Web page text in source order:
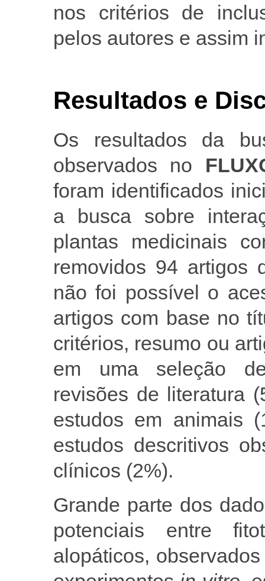
nos critérios de
pelos autores e assim
Resultados e
Os resultados da
observados no
foram identificados
a busca sobre
plantas medicinais
removidos 94 artigos
não foi possível o
artigos com base no
critérios, resumo ou
em uma seleção
revisões de literatura
estudos em animais
estudos descritivos
clínicos (2%).
Grande parte dos
potenciais entre
alopáticos,